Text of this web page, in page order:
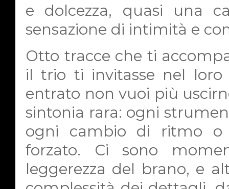
e dolcezza, quasi una
sensazione di intimità e
Otto tracce che ti
il trio ti invitasse nel
entrato non vuoi più
sintonia rara: ogni
ogni cambio di ritmo o
forzato. Ci sono
leggerezza del brano, e